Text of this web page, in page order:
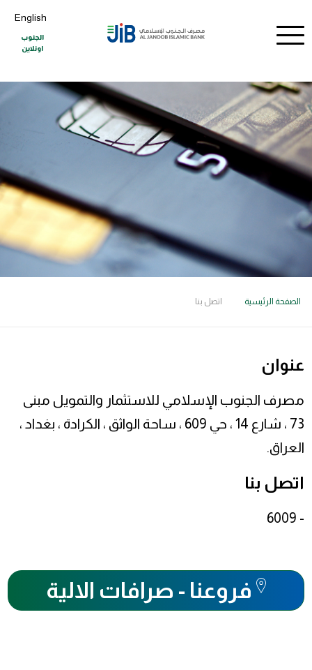
English
الجنوب
اونلاين
الصفحة الرئيسية اتصل بنا
عنوان
مصرف الجنوب الإسلامي للاستثمار والتمويل مبنى
73 ، شارع 14 ، حي 609 ، ساحة الواثق ، الكرادة ، بغداد ،
العراق.
اتصل بنا
- 6009
فروعنا - صرافات الالية